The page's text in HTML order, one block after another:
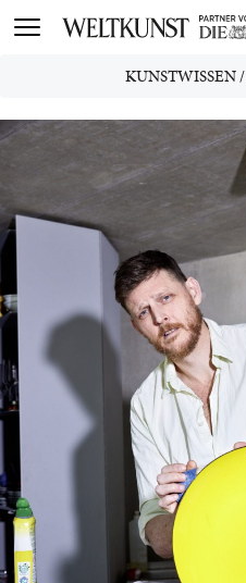
Toggle
KUNSTWISSEN/